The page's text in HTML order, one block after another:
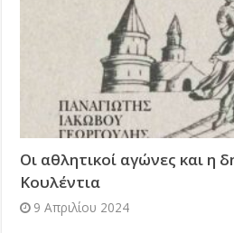
Οι αθλητικοί αγώνες και η
Κουλέντια
9 Απριλίου 2024